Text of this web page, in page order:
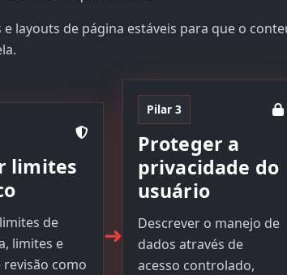
layouts de página estáveis para que o
limites
de
limites e
revisão como
➜
Pilar 3
Proteger a
privacidade do
usuário
Descrever o manejo de
dados através de
acesso controlado,